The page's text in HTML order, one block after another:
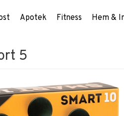
Apotek Fitness Hem &
5